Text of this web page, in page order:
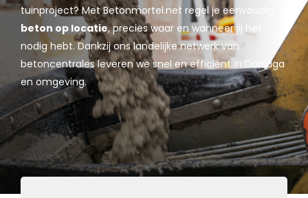
tuinproject? Met Betonmortel.net regel je eenvoudig
beton op locatie, precies waar en wanneer jij het
nodig hebt. Dankzij ons landelijke netwerk van
betoncentrales leveren we snel en efficiënt in Doniaga
en omgeving.